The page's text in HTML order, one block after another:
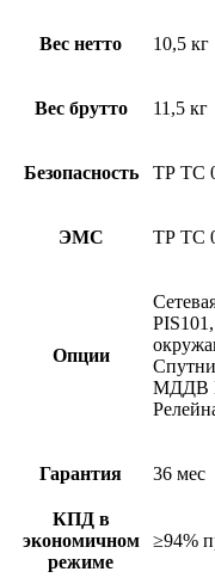
Вес нетто 10,5 кг
Вес брутто 11,5 кг
Безопасность ТР ТС
ЭМС ТР ТС
Опции
МДДВ
Гарантия 36 мес
КПД в
экономичном
режиме
≥94%